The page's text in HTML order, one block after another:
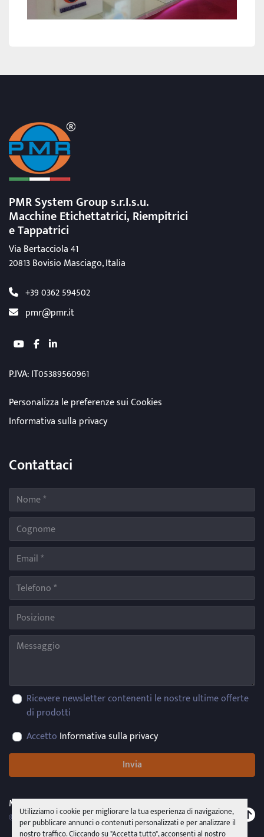
Utilizziamo i cookie per migliorare la tua esperienza di navigazione,
per pubblicare annunci o contenuti personalizzati e per analizzare il
nostro traffico. Cliccando su "Accetta tutto", acconsenti al nostro
PMR System Group s.r.I.s.u.
Macchine Etichettatrici, Riempitrici
e Tappatrici
Via Bertacciola 41
20813 Bovisio Masciago, Italia
+39 0362 594502
pmr@pmr.it
youtubefacebooklinkedin
P.IVA: IT05389560961
Personalizza le preferenze sui Cookies
Informativa sulla privacy
Contattaci
Ricevere newsletter contenenti le nostre ultime offerte
di prodotti
Accetto Informativa sulla privacy
Invia
Machinio Systemsito web diMachinio
© CopyrightPMR System Group s.r.l.s.u.2026